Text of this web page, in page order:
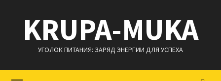
содержимому
KRUPA-MUKA
УГОЛОК ПИТАНИЯ: ЗАРЯД ЭНЕРГИИ ДЛЯ УСПЕХА